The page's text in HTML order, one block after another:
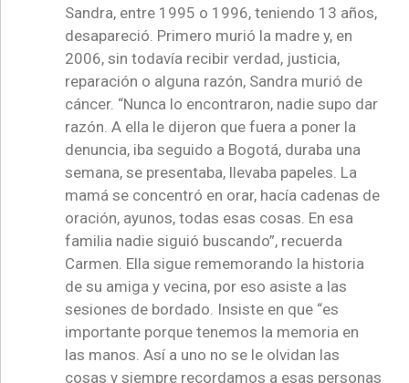
Sandra, entre 1995 o 1996, teniendo 13 años,
desapareció. Primero murió la madre y, en
2006, sin todavía recibir verdad, justicia,
reparación o alguna razón, Sandra murió de
cáncer. “Nunca lo encontraron, nadie supo dar
razón. A ella le dijeron que fuera a poner la
denuncia, iba seguido a Bogotá, duraba una
semana, se presentaba, llevaba papeles. La
mamá se concentró en orar, hacía cadenas de
oración, ayunos, todas esas cosas. En esa
familia nadie siguió buscando”, recuerda
Carmen. Ella sigue rememorando la historia
de su amiga y vecina, por eso asiste a las
sesiones de bordado. Insiste en que “es
importante porque tenemos la memoria en
las manos. Así a uno no se le olvidan las
cosas y siempre recordamos a esas personas